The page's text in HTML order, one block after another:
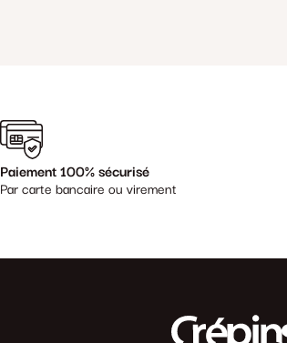
Paiement 100% sécurisé
Par carte bancaire ou virement